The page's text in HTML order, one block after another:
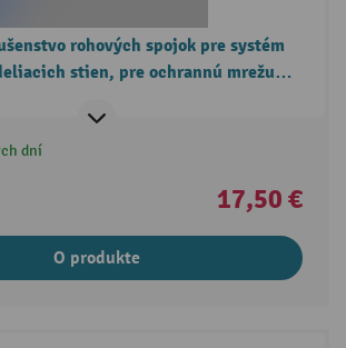
rohových spojok pre systém
stien, pre ochrannú mrežu
dní
17,50 €
O produkte